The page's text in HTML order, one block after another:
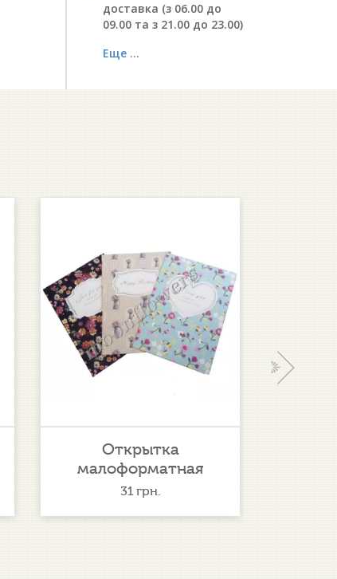
доставка (з 06.00 до
09.00 та з 21.00 до 23.00)
Еще ...
Открытка
малоформатная
31грн.
›